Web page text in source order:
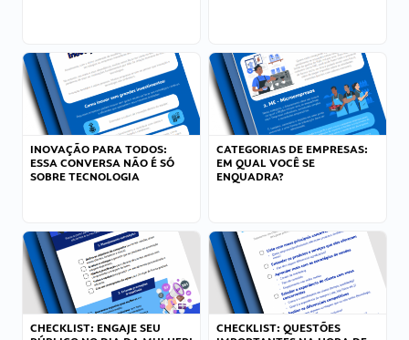
INOVAÇÃO PARA TODOS:
ESSA CONVERSA NÃO É SÓ
SOBRE TECNOLOGIA
CATEGORIAS DE EMPRESAS:
EM QUAL VOCÊ SE
ENQUADRA?
CHECKLIST: ENGAJE SEU
CHECKLIST: QUESTÕES